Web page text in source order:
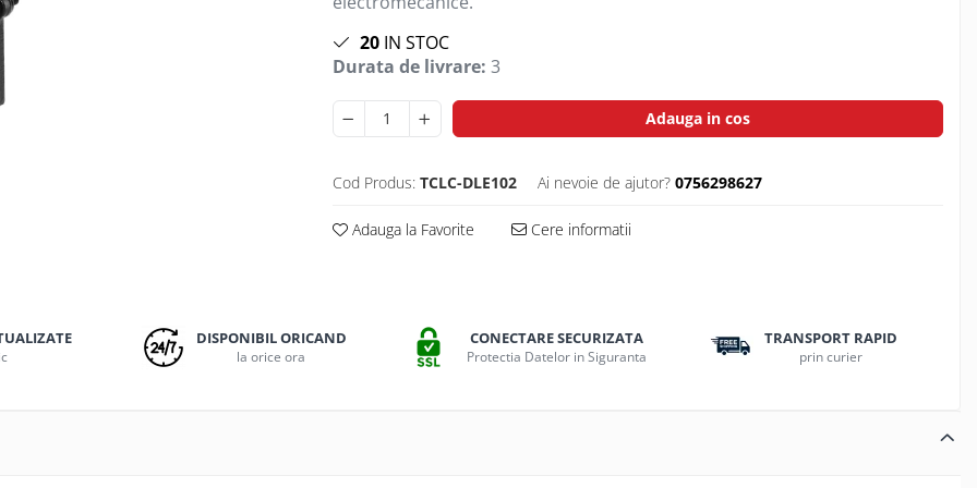
20IN STOC
Durata de livrare: 3
Adauga in cos
Cod Produs: TCLC-DLE102 Ai nevoie de ajutor? 0756298627
Adauga la Favorite Cere informatii
DISPONIBIL ORICAND
la orice ora
CONECTARE SECURIZATA
Protectia Datelor in Siguranta
TRANSPORT RAPID
prin curier